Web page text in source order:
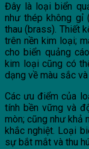
Đây là loại biển
như thép không gỉ
thau (brass). Thiết
trên nền kim loại;
cho biển quảng
kim loại cũng có
dạng về màu sắc
Các ưu điểm của
tính bền vững và
mòn; cũng như khả
khắc nghiệt. Loại
sự bắt mắt và thu